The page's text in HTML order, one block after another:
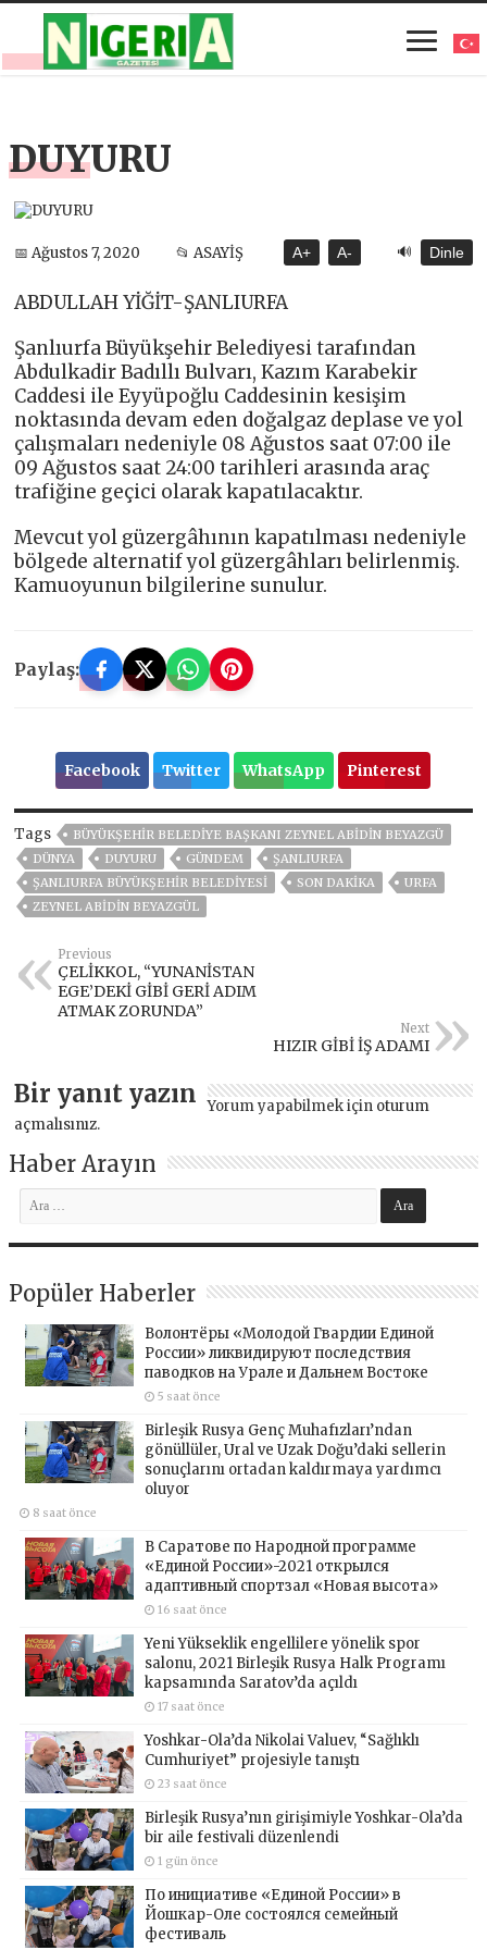
DUYURU
📅 Ağustos 7, 2020 📂 ASAYİŞ A+ A- 🔊 Dinle
ABDULLAH YİĞİT-ŞANLIURFA
Şanlıurfa Büyükşehir Belediyesi tarafından
Abdulkadir Badıllı Bulvarı, Kazım Karabekir
Caddesi ile Eyyüpoğlu Caddesinin kesişim
noktasında devam eden doğalgaz deplase ve yol
çalışmaları nedeniyle 08 Ağustos saat 07:00 ile
09 Ağustos saat 24:00 tarihleri arasında araç
trafiğine geçici olarak kapatılacaktır.
Mevcut yol güzergâhının kapatılması nedeniyle
bölgede alternatif yol güzergâhları belirlenmiş.
Kamuoyunun bilgilerine sunulur.
Paylaş:
Facebook Twitter WhatsApp Pinterest
Tags
BÜYÜKŞEHIR BELEDIYE BAŞKANI ZEYNEL ABIDIN BEYAZGÜ
DÜNYA
DUYURU GÜNDEM
ŞANLIURFA
ŞANLIURFA BÜYÜKŞEHIR BELEDIYESI
SON DAKIKA
URFA
ZEYNEL ABİDİN BEYAZGÜL
Previous
ÇELİKKOL, “YUNANİSTAN
EGE’DEKİ GİBİ GERİ ADIM
ATMAK ZORUNDA”
Next
HIZIR GİBİ İŞ ADAMI
Bir yanıt yazın Yorum yapabilmek için oturum
açmalısınız.
Haber Arayın
Popüler Haberler
Волонтёры «Молодой Гвардии Единой
России» ликвидируют последствия
паводков на Урале и Дальнем Востоке
5 saat önce
Birleşik Rusya Genç Muhafızları’ndan
gönüllüler, Ural ve Uzak Doğu’daki sellerin
sonuçlarını ortadan kaldırmaya yardımcı
oluyor
8 saat önce
В Саратове по Народной программе
«Единой России»-2021 открылся
адаптивный спортзал «Новая высота»
16 saat önce
Yeni Yükseklik engellilere yönelik spor
salonu, 2021 Birleşik Rusya Halk Programı
kapsamında Saratov’da açıldı
17 saat önce
Yoshkar-Ola’da Nikolai Valuev, “Sağlıklı
Cumhuriyet” projesiyle tanıştı
23 saat önce
Birleşik Rusya’nın girişimiyle Yoshkar-Ola’da
bir aile festivali düzenlendi
1 gün önce
По инициативе «Единой России» в
Йошкар-Оле состоялся семейный
фестиваль